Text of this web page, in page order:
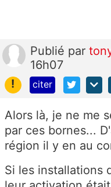
Publié par
16h07
!
citer
Alors là, je ne me
par ces bornes...
région il y en au
Si les installations